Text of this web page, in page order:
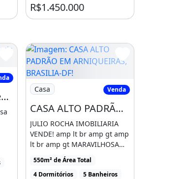
R$1.450.000
vende Casa Moderna I
Vila Rica imóveis vende Casa Moderna I 04 Suítes I Área de Lazer com Churrasqueira I
Imagem: CASA ALTO PADRÃO EM
Casa Venda
CASA ALTO PADRÃO EM ARNIQUEIRAS, BRASILIA-DF!
JULIO ROCHA IMOBILIARIA
VENDE! amp lt br amp gt amp
lt br amp gt MARAVILHOSA
CASA ALTO PADRÃO EM [...]
550m² de Área Total
4 Dormitórios
5 Banheiros